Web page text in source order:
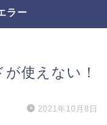
ラー
使えない！
2021年10月8日